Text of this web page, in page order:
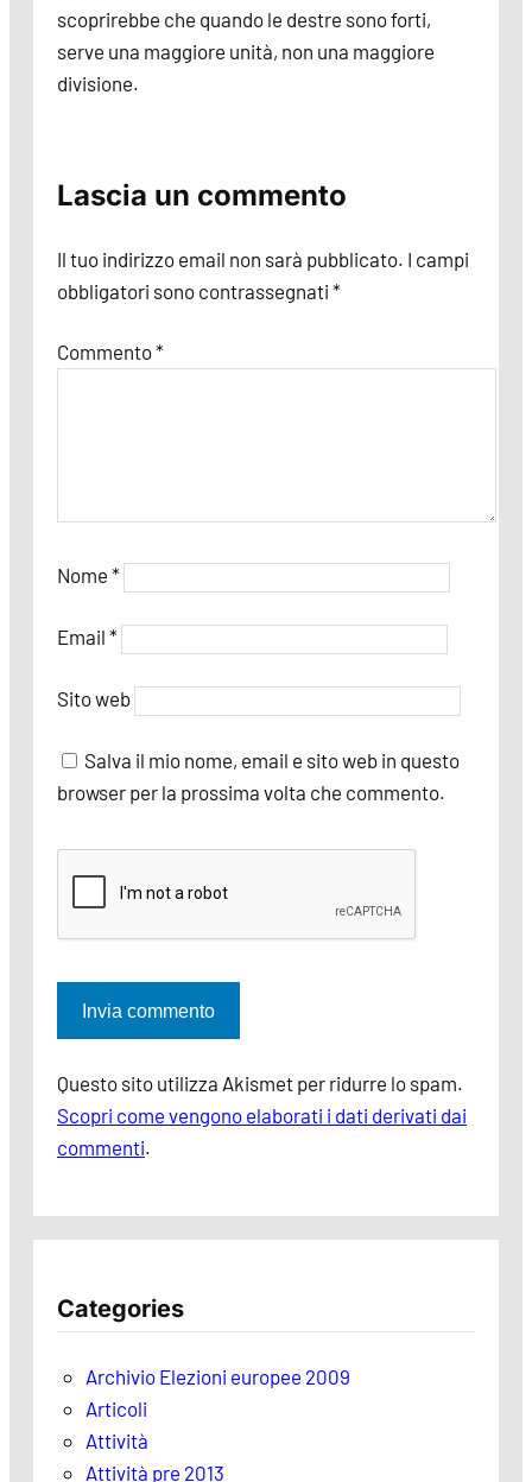
scoprirebbe che quando le destre sono forti,
serve una maggiore unità, non una maggiore
divisione.
Lascia un commento
Il tuo indirizzo email non sarà pubblicato. I campi
obbligatori sono contrassegnati *
Commento*
Nome *
Email *
Sito web
Salva il mio nome, email e sito web in questo
browser per la prossima volta che commento.
Questo sito utilizza Akismet per ridurre lo spam.
Scopri come vengono elaborati i dati derivati dai
commenti.
Categories
Archivio Elezioni europee 2009
Articoli
Attività
Attività pre 2013